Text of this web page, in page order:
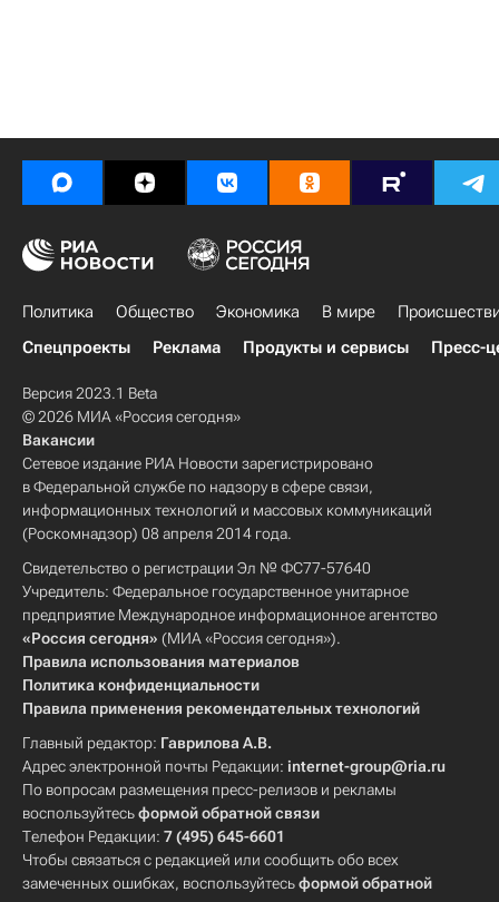
Политика Общество Экономика В мире
Спецпроекты
Реклама Продукты и сервисы Пресс-
Версия 2023.1 Beta
© 2026 МИА «Россия сегодня»
Вакансии
Сетевое издание РИА Новости зарегистрировано
в Федеральной службе по надзору в сфере связи,
информационных технологий и массовых коммуникаций
(Роскомнадзор) 08 апреля 2014 года.
Свидетельство о регистрации Эл № ФС77-57640
Учредитель: Федеральное государственное унитарное
предприятие Международное информационное агентство
«Россия сегодня» (МИА «Россия сегодня»).
Правила использования материалов
Политика конфиденциальности
Правила применения рекомендательных технологий
Главный редактор: Гаврилова А.В.
Адрес электронной почты Редакции: internet-group@ria.ru
По вопросам размещения пресс-релизов и рекламы
воспользуйтесьформой обратной связи
Телефон Редакции: 7 (495) 645-6601
Чтобы связаться с редакцией или сообщить обо всех
замеченных ошибках, воспользуйтесьформой обратной